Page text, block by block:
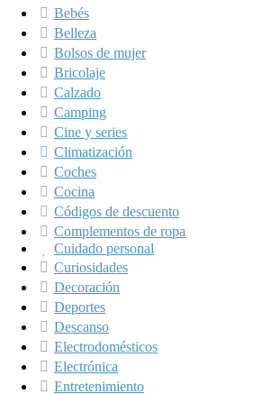
Bebés
Belleza
Bolsos de mujer
Bricolaje
Calzado
Camping
Cine y series
Climatización
Coches
Cocina
Códigos de descuento
Complementos de ropa
Cuidado personal
Curiosidades
Decoración
Deportes
Descanso
Electrodomésticos
Electrónica
Entretenimiento